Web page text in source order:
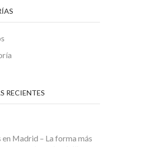
RECIENTES
Madrid – La forma más